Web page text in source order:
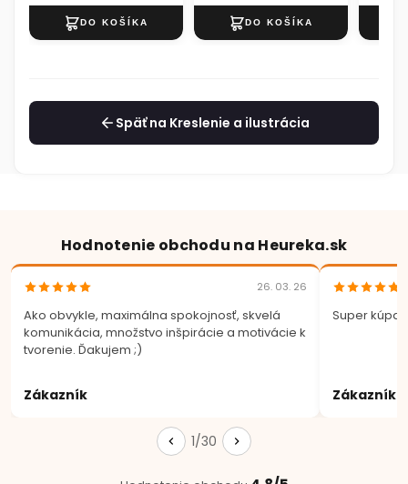
Späť na Kreslenie a ilustrácia
Hodnotenie obchodu na Heureka.sk
26. 03. 26
Ako obvykle, maximálna spokojnosť, skvelá
komunikácia, množstvo inšpirácie a motivácie k
tvorenie. Ďakujem ;)
Zákazník
Super
Zákazník
1/30